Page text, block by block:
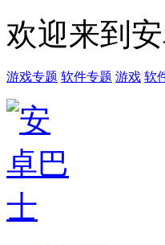
欢迎来到
游戏专题 软件专题 游戏 软